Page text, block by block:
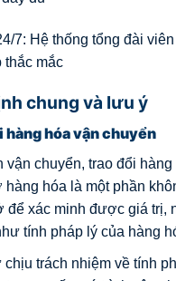
7: Hệ thống tổng đài
thắc mắc
chung và lưu ý
hóa vận chuyển
vận chuyển, trao đổi hàng
hóa là một phần
để xác minh được giá trị,
tính pháp lý của hàng
chịu trách nhiệm về tính